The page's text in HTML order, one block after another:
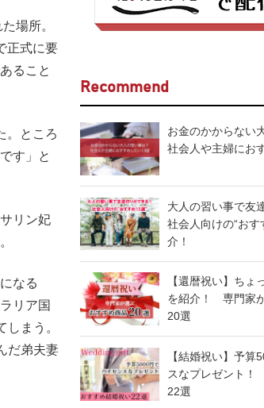
場所。
正式に要
ること
。ところ
す」と
リン妃
なる
リア国
まう。
だ弟夫妻
Recommend
お金のかからない
社会人や主婦にお
大人の習い事で友
社会人向けの“おす
介！
【還暦祝い】ちょ
を紹介！ 専門家
20選
【結婚祝い】予算
スなプレゼント
22選